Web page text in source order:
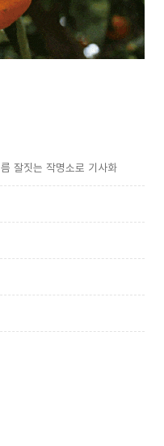
잘짓는 작명소로 기사화